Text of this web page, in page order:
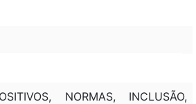
NORMAS, INCLUSÃO,